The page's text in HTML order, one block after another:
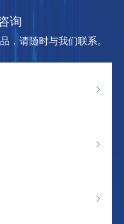
询
，请随时与我们联系。